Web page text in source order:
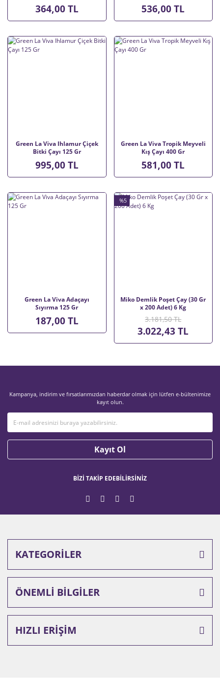
364,00 TL 536,00 TL
Green La Viva Ihlamur Çiçek
Bitki Çayı 125 Gr
995,00 TL
Green La Viva Tropik Meyveli
Kış Çayı 400 Gr
581,00 TL
Green La Viva Adaçayı
Sıyırma 125 Gr
187,00 TL
%5
Miko Demlik Poşet Çay (30 Gr
x 200 Adet) 6 Kg
3.022,43 TL
3.181,50 TL
Kampanya, indirim ve fırsatlarımızdan haberdar olmak için lütfen e-bültenimize
kayıt olun.
Kayıt Ol
BİZİ TAKİP EDEBİLİRSİNİZ
KATEGORİLER
ÖNEMLİ BİLGİLER
HIZLI ERİŞİM